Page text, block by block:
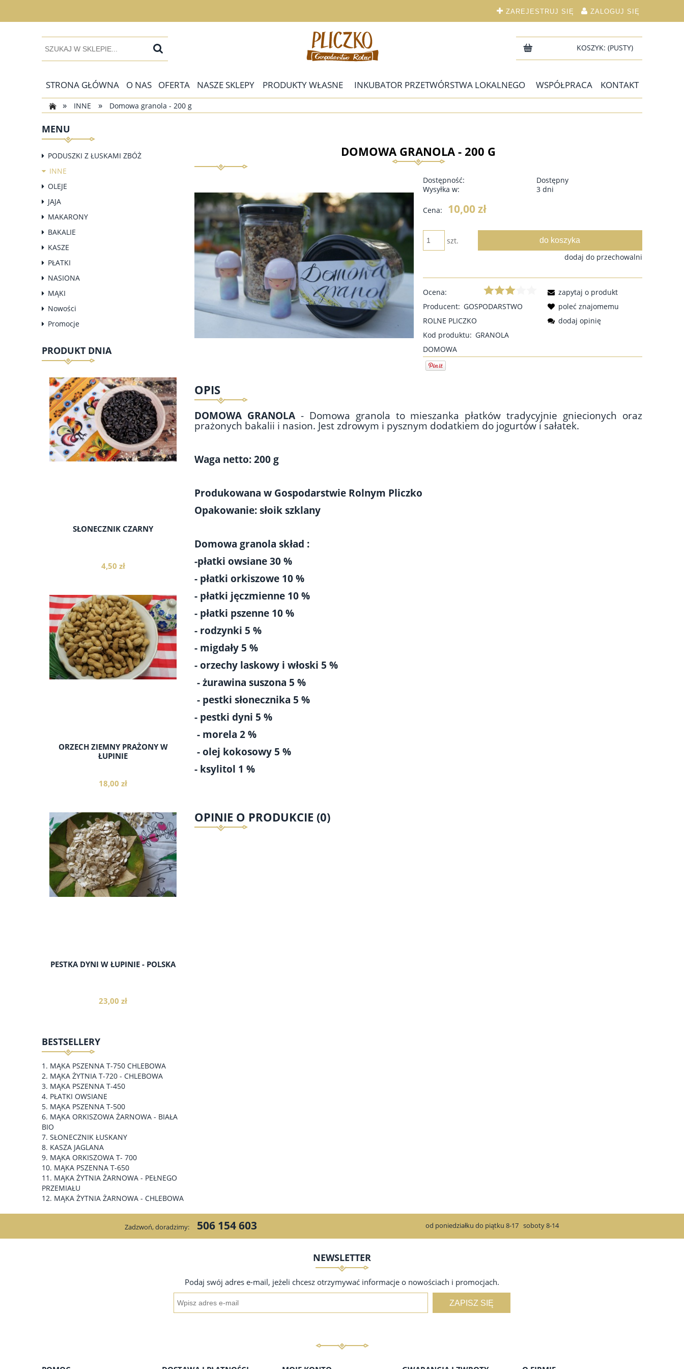
ZAREJESTRUJ SIĘ ZALOGUJ SIĘ
KOSZYK: (PUSTY)
STRONA GŁÓWNA O NAS OFERTA NASZE SKLEPY PRODUKTY WŁASNE INKUBATOR PRZETWÓRSTWA LOKALNEGO WSPÓŁPRACA
KONTAKT
»
INNE » Domowa granola - 200 g
MENU
PODUSZKI Z ŁUSKAMI ZBÓŻ
INNE
OLEJE
JAJA
MAKARONY
BAKALIE
KASZE
PŁATKI
NASIONA
MĄKI
Nowości
Promocje
PRODUKT DNIA
SŁONECZNIK CZARNY
4,50 zł
do koszyka
ORZECH ZIEMNY PRAŻONY W
ŁUPINIE
18,00 zł
do koszyka
PESTKA DYNI W ŁUPINIE - POLSKA
23,00 zł
do koszyka
BESTSELLERY
MĄKA PSZENNA T-750 CHLEBOWA
MĄKA ŻYTNIA T-720 - CHLEBOWA
MĄKA PSZENNA T-450
PŁATKI OWSIANE
MĄKA PSZENNA T-500
MĄKA ORKISZOWA ŻARNOWA - BIAŁA
BIO
SŁONECZNIK ŁUSKANY
KASZA JAGLANA
MĄKA ORKISZOWA T- 700
MĄKA PSZENNA T-650
MĄKA ŻYTNIA ŻARNOWA - PEŁNEGO
PRZEMIAŁU
MĄKA ŻYTNIA ŻARNOWA - CHLEBOWA
DOMOWA GRANOLA - 200 G
Dostępność:
Dostępny
Wysyłka w:
3 dni
Cena: 10,00 zł
szt. do koszyka
dodaj do przechowalni
Ocena:
Producent: GOSPODARSTWO
ROLNE PLICZKO
Kod produktu: GRANOLA
DOMOWA
zapytaj o produkt
poleć znajomemu
dodaj opinię
OPIS
DOMOWA GRANOLA- Domowa granola to mieszanka płatków tradycyjnie gniecionych oraz
prażonych bakalii i nasion. Jest zdrowym i pysznym dodatkiem do jogurtów i sałatek.
Waga netto: 200 g
Produkowana w Gospodarstwie Rolnym Pliczko
Opakowanie: słoik szklany
Domowa granola skład :
-płatki owsiane 30 %
- płatki orkiszowe 10 %
- płatki jęczmienne 10 %
- płatki pszenne 10 %
- rodzynki 5 %
- migdały 5 %
- orzechy laskowy i włoski 5 %
- żurawina suszona 5 %
- pestki słonecznika 5 %
- pestki dyni 5 %
- morela 2 %
- olej kokosowy 5 %
- ksylitol 1 %
OPINIE O PRODUKCIE (0)
Zadzwoń, doradzimy: 506 154 603 od poniedziałku do piątku 8-17 soboty 8-14
NEWSLETTER
Podaj swój adres e-mail, jeżeli chcesz otrzymywać informacje o nowościach i promocjach.
ZAPISZ SIĘ